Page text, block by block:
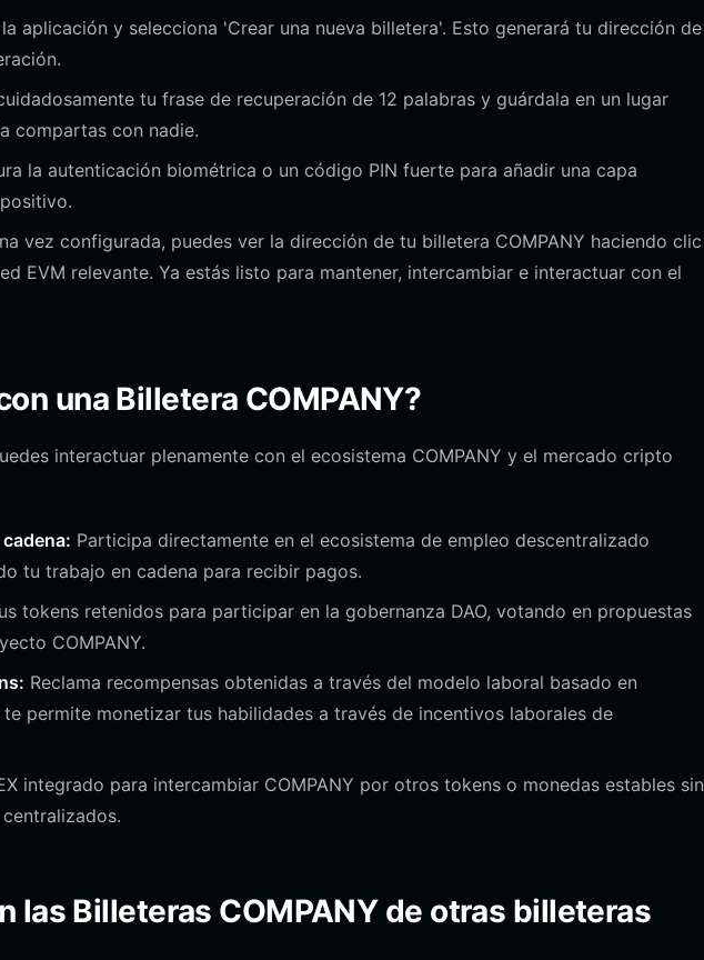
aplicación y selecciona 'Crear una nueva billetera'. Esto generará tu dirección de
tu frase de recuperación de 12 palabras y guárdala en un lugar
compartas con nadie.
la autenticación biométrica o un código PIN fuerte para añadir una capa
vez configurada, puedes ver la dirección de tu billetera COMPANY haciendo clic
EVM relevante. Ya estás listo para mantener, intercambiar e interactuar con el
una Billetera COMPANY?
interactuar plenamente con el ecosistema COMPANY y el mercado cripto
Participa directamente en el ecosistema de empleo descentralizado
tu trabajo en cadena para recibir pagos.
tokens retenidos para participar en la gobernanza DAO, votando en propuestas
COMPANY.
Reclama recompensas obtenidas a través del modelo laboral basado en
permite monetizar tus habilidades a través de incentivos laborales de
integrado para intercambiar COMPANY por otros tokens o monedas estables sin
las Billeteras COMPANY de otras billeteras